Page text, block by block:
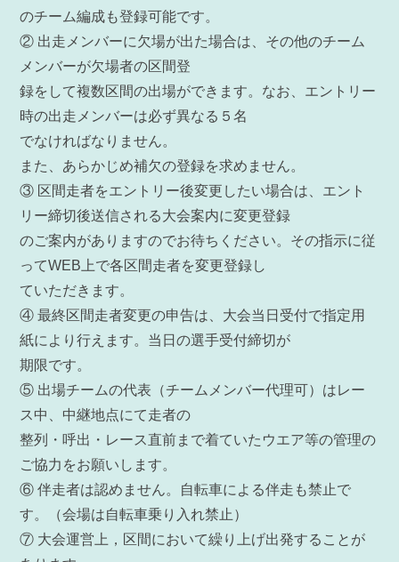
のチーム編成も登録可能です。
② 出走メンバーに欠場が出た場合は、その他のチーム
メンバーが欠場者の区間登
録をして複数区間の出場ができます。なお、エントリー
時の出走メンバーは必ず異なる５名
でなければなりません。
また、あらかじめ補欠の登録を求めません。
③ 区間走者をエントリー後変更したい場合は、エント
リー締切後送信される大会案内に変更登録
のご案内がありますのでお待ちください。その指示に従
ってWEB上で各区間走者を変更登録し
ていただきます。
④ 最終区間走者変更の申告は、大会当日受付で指定用
紙により行えます。当日の選手受付締切が
期限です。
⑤ 出場チームの代表（チームメンバー代理可）はレー
ス中、中継地点にて走者の
整列・呼出・レース直前まで着ていたウエア等の管理の
ご協力をお願いします。
⑥ 伴走者は認めません。自転車による伴走も禁止で
す。（会場は自転車乗り入れ禁止）
⑦ 大会運営上，区間において繰り上げ出発することが